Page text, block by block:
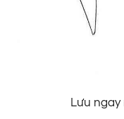
Lưu ngay